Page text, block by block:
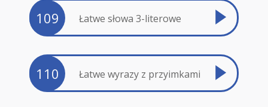
109 Łatwe słowa 3-literowe
110 Łatwe wyrazy z przyimkami